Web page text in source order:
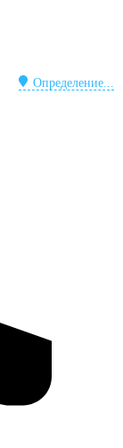
Определение...